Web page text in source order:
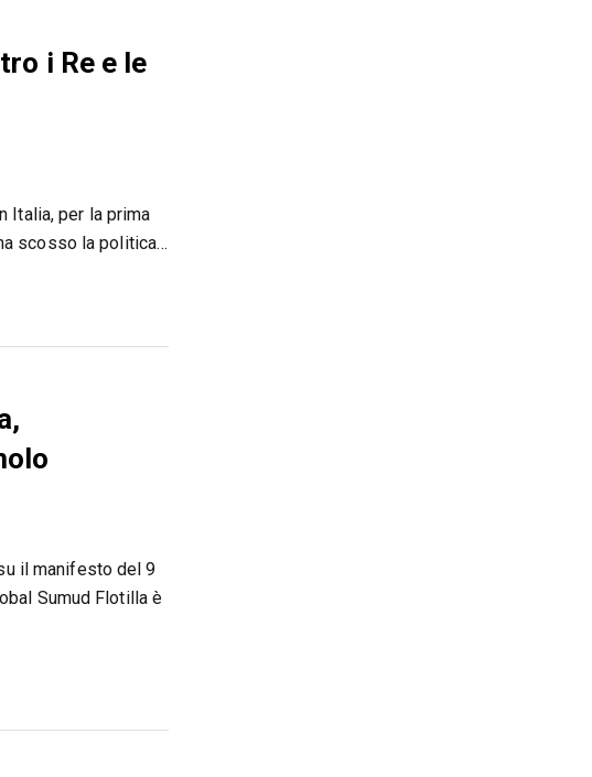
i Re e le
Italia, per la prima
scosso la politica…
il manifesto del 9
Sumud Flotilla è